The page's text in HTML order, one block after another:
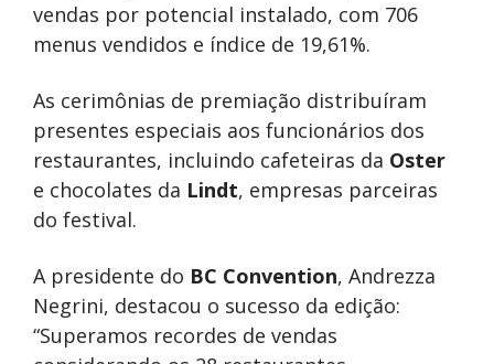
vendas por potencial instalado, com 706
menus vendidos e índice de 19,61%.
As cerimônias de premiação distribuíram
presentes especiais aos funcionários dos
restaurantes, incluindo cafeteiras da Oster
e chocolates da Lindt, empresas parceiras
do festival.
A presidente do BC Convention, Andrezza
Negrini, destacou o sucesso da edição:
“Superamos recordes de vendas